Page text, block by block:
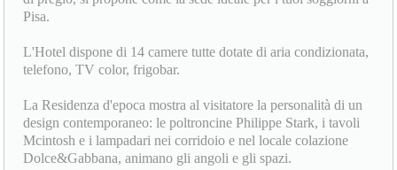
Pisa.
L'Hotel dispone di 14 camere tutte dotate di aria condizionata,
telefono, TV color, frigobar.
La Residenza d'epoca mostra al visitatore la personalità di un
design contemporaneo: le poltroncine Philippe Stark, i tavoli
Mcintosh e i lampadari nei corridoio e nel locale colazione
Dolce&Gabbana, animano gli angoli e gli spazi.